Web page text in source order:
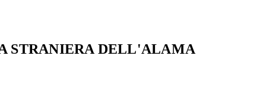
STRANIERA DELL'ALAMA